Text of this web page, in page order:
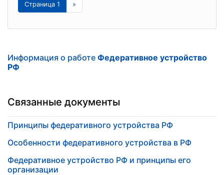
Страница 1 »
Информация о работе Федеративное устройство
РФ
Связанные документы
Принципы федеративного устройства РФ
Особенности федеративного устройства в РФ
Федеративное устройство РФ и принципы его
организации